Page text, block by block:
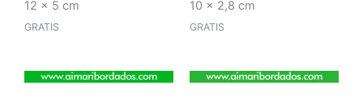
12 x 5 cm
GRATIS
10 x 2,8 cm
GRATIS